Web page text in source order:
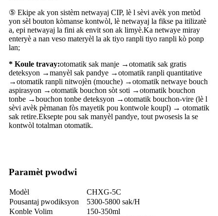
⑤ Ekipe ak yon sistèm netwayaj CIP, lè l sèvi avèk yon metòd
yon sèl bouton kòmanse kontwòl, lè netwayaj la fikse pa itilizatè
a, epi netwayaj la fini ak envit son ak limyè.Ka netwaye miray
enteryè a nan veso materyèl la ak tiyo ranpli tiyo ranpli kò ponp
lan;
* Koule travay:otomatik sak manje →otomatik sak gratis
deteksyon →manyèl sak pandye →otomatik ranpli quantitative
→otomatik ranpli nitwojèn (mouche) →otomatik netwaye bouch
aspirasyon →otomatik bouchon sòt soti →otomatik bouchon
tonbe →bouchon tonbe deteksyon →otomatik bouchon-vire (lè l
sèvi avèk pèmanan fòs mayetik pou kontwole koupl) → otomatik
sak retire.Eksepte pou sak manyèl pandye, tout pwosesis la se
kontwòl totalman otomatik.
Paramèt pwodwi
Modèl
CHXG-5C
Pousantaj pwodiksyon
5300-5800 sak/H
Konble Volim
150-350ml